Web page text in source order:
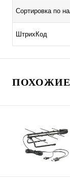
Сортировка по
ШтрихКод
ПОХОЖИЕ